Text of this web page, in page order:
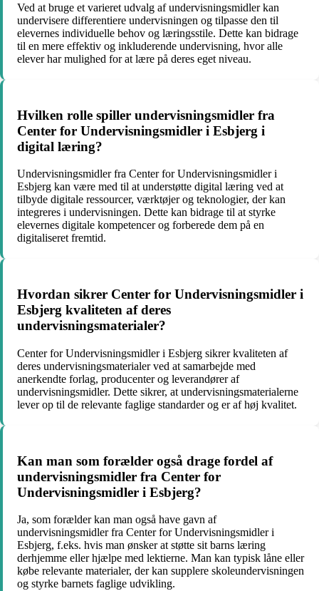
Ved at bruge et varieret udvalg af undervisningsmidler kan
undervisere differentiere undervisningen og tilpasse den til
elevernes individuelle behov og læringsstile. Dette kan bidrage
til en mere effektiv og inkluderende undervisning, hvor alle
elever har mulighed for at lære på deres eget niveau.
Hvilken rolle spiller undervisningsmidler fra
Center for Undervisningsmidler i Esbjerg i
digital læring?
Undervisningsmidler fra Center for Undervisningsmidler i
Esbjerg kan være med til at understøtte digital læring ved at
tilbyde digitale ressourcer, værktøjer og teknologier, der kan
integreres i undervisningen. Dette kan bidrage til at styrke
elevernes digitale kompetencer og forberede dem på en
digitaliseret fremtid.
Hvordan sikrer Center for Undervisningsmidler i
Esbjerg kvaliteten af deres
undervisningsmaterialer?
Center for Undervisningsmidler i Esbjerg sikrer kvaliteten af
deres undervisningsmaterialer ved at samarbejde med
anerkendte forlag, producenter og leverandører af
undervisningsmidler. Dette sikrer, at undervisningsmaterialerne
lever op til de relevante faglige standarder og er af høj kvalitet.
Kan man som forælder også drage fordel af
undervisningsmidler fra Center for
Undervisningsmidler i Esbjerg?
Ja, som forælder kan man også have gavn af
undervisningsmidler fra Center for Undervisningsmidler i
Esbjerg, f.eks. hvis man ønsker at støtte sit barns læring
derhjemme eller hjælpe med lektierne. Man kan typisk låne eller
købe relevante materialer, der kan supplere skoleundervisningen
og styrke barnets faglige udvikling.